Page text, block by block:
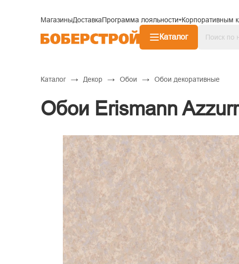
МагазиныДоставкаПрограмма лояльности Корпоративным
Каталог
Каталог → Декор → Обои → Обои декоративные
Обои Erismann